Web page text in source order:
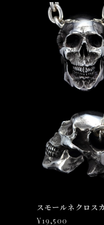
スモールネクロス
¥19,500